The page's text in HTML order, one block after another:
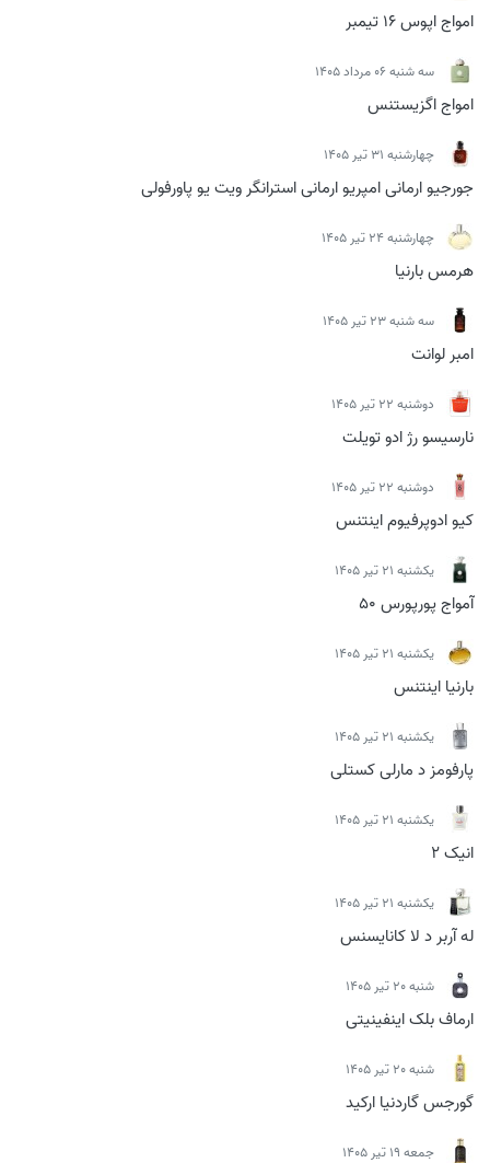
امواج اپوس 16 تیمبر
سه شنبه 06 مرداد 1405
امواج اگزیستنس
چهارشنبه 31 تیر 1405
جورجیو ارمانی امپریو ارمانی استرانگر ویت یو پاورفولی
چهارشنبه 24 تیر 1405
هرمس بارنیا
سه شنبه 23 تیر 1405
امبر لوانت
دوشنبه 22 تیر 1405
نارسیسو رژ ادو تویلت
دوشنبه 22 تیر 1405
کیو ادوپرفیوم اینتنس
يكشنبه 21 تیر 1405
آمواج پورپورس 50
يكشنبه 21 تیر 1405
بارنیا اینتنس
يكشنبه 21 تیر 1405
پارفومز د مارلی کستلی
يكشنبه 21 تیر 1405
انیک 2
يكشنبه 21 تیر 1405
له آربر د لا کانایسنس
شنبه 20 تیر 1405
ارماف بلک اینفینیتی
شنبه 20 تیر 1405
گورجس گاردنیا ارکید
جمعه 19 تیر 1405